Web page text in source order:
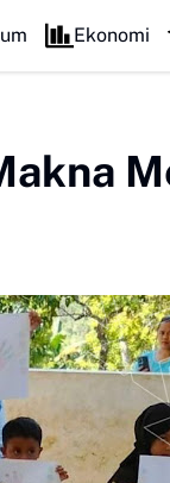
Ekonomi